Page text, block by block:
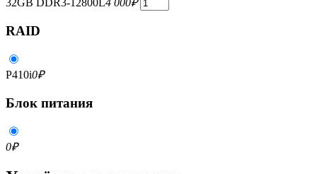
RAID
P410i0₽
Блок питания
0₽